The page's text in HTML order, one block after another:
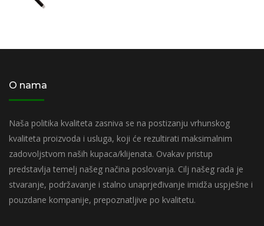
O nama
Naša politika kvaliteta zasniva se na postizanju vrhunskog
kvaliteta proizvoda i usluga, koji će rezultirati maksimalnim
zadovoljstvom naših kupaca/klijenata. Ovakav pristup
predstavlja temelj našeg načina poslovanja. Cilj našeg rada je
stvaranje, podržavanje i stalno unaprjeđivanje imidža uspješne i
pouzdane kompanije, prepoznatljive po kvalitetu.